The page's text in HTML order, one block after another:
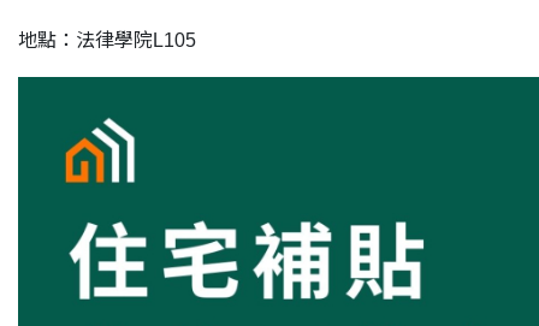
地點：法律學院L105